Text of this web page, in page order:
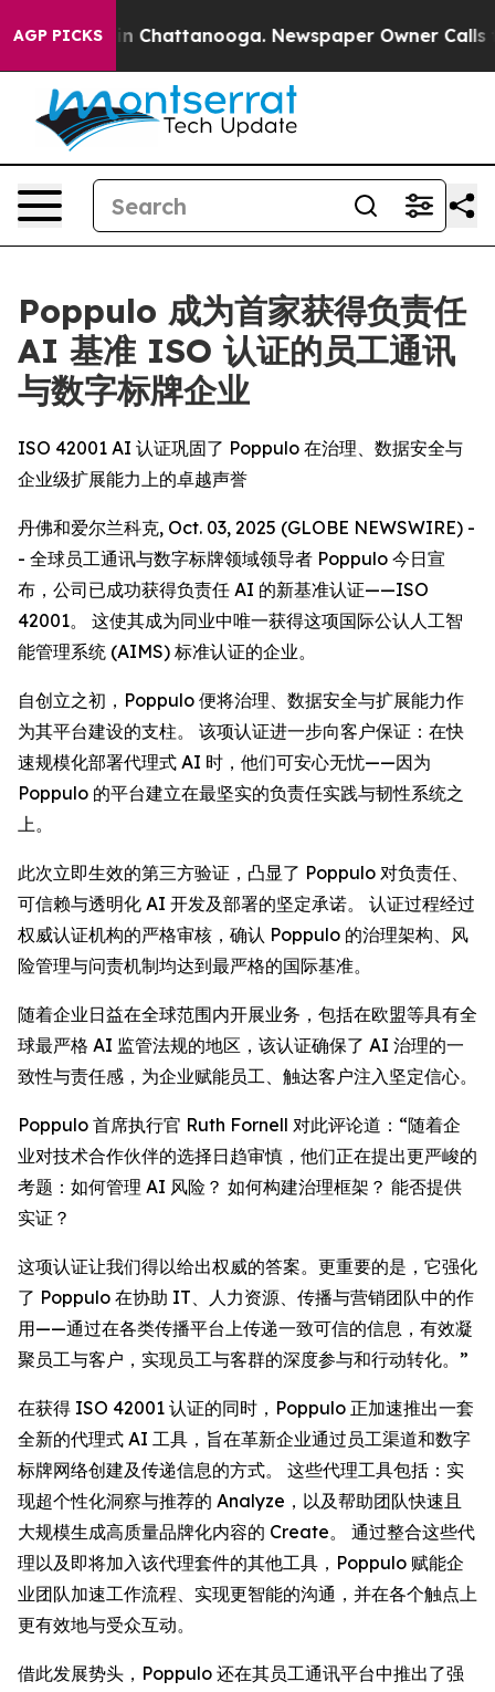
AGP PICKS
Chaos in Chattanooga. Newspaper Owner Calls
Poppulo 成为首家获得负责任
AI 基准 ISO 认证的员工通讯
与数字标牌企业
ISO 42001 AI 认证巩固了 Poppulo 在治理、数据安全与
企业级扩展能力上的卓越声誉
丹佛和爱尔兰科克, Oct. 03, 2025 (GLOBE NEWSWIRE) -
- 全球员工通讯与数字标牌领域领导者 Poppulo 今日宣
布，公司已成功获得负责任 AI 的新基准认证——ISO
42001。 这使其成为同业中唯一获得这项国际公认人工智
能管理系统 (AIMS) 标准认证的企业。
自创立之初，Poppulo 便将治理、数据安全与扩展能力作
为其平台建设的支柱。 该项认证进一步向客户保证：在快
速规模化部署代理式 AI 时，他们可安心无忧——因为
Poppulo 的平台建立在最坚实的负责任实践与韧性系统之
上。
此次立即生效的第三方验证，凸显了 Poppulo 对负责任、
可信赖与透明化 AI 开发及部署的坚定承诺。 认证过程经过
权威认证机构的严格审核，确认 Poppulo 的治理架构、风
险管理与问责机制均达到最严格的国际基准。
随着企业日益在全球范围内开展业务，包括在欧盟等具有全
球最严格 AI 监管法规的地区，该认证确保了 AI 治理的一
致性与责任感，为企业赋能员工、触达客户注入坚定信心。
Poppulo 首席执行官 Ruth Fornell 对此评论道：“随着企
业对技术合作伙伴的选择日趋审慎，他们正在提出更严峻的
考题：如何管理 AI 风险？ 如何构建治理框架？ 能否提供
实证？
这项认证让我们得以给出权威的答案。更重要的是，它强化
了 Poppulo 在协助 IT、人力资源、传播与营销团队中的作
用——通过在各类传播平台上传递一致可信的信息，有效凝
聚员工与客户，实现员工与客群的深度参与和行动转化。”
在获得 ISO 42001 认证的同时，Poppulo 正加速推出一套
全新的代理式 AI 工具，旨在革新企业通过员工渠道和数字
标牌网络创建及传递信息的方式。 这些代理工具包括：实
现超个性化洞察与推荐的 Analyze ，以及帮助团队快速且
大规模生成高质量品牌化内容的 Create。 通过整合这些代
理以及即将加入该代理套件的其他工具，Poppulo 赋能企
业团队加速工作流程、实现更智能的沟通，并在各个触点上
更有效地与受众互动。
借此发展势头，Poppulo 还在其员工通讯平台中推出了强